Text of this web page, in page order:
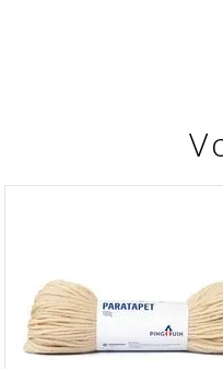
e artesanato